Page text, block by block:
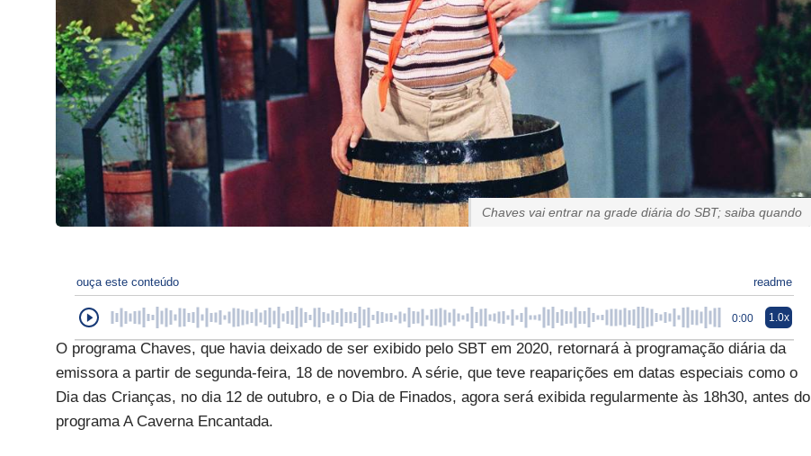
Chaves vai entrar na grade diária do SBT; saiba quando
ouça este conteúdo readme
0:00 1.0x
O programa Chaves, que havia deixado de ser exibido pelo SBT em 2020, retornará à programação diária da
emissora a partir de segunda-feira, 18 de novembro. A série, que teve reaparições em datas especiais como o
Dia das Crianças, no dia 12 de outubro, e o Dia de Finados, agora será exibida regularmente às 18h30, antes do
programa A Caverna Encantada.